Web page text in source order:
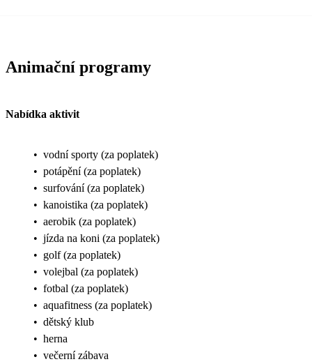
Animační programy
Nabídka aktivit
• vodní sporty (za poplatek)
• potápění (za poplatek)
• surfování (za poplatek)
• kanoistika (za poplatek)
• aerobik (za poplatek)
• jízda na koni (za poplatek)
• golf (za poplatek)
• volejbal (za poplatek)
• fotbal (za poplatek)
• aquafitness (za poplatek)
• dětský klub
• herna
• večerní zábava